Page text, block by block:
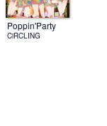
Poppin'Party
CiRCLING